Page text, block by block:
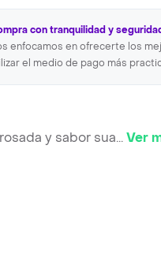
con tranquilidad y
enfocamos en ofrecerte los
el medio de pago más
y sabor sua...Ver